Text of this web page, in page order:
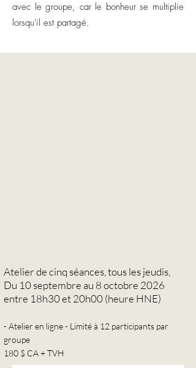
avec le groupe, car le bonheur se multiplie
lorsqu'il est partagé.
Atelier de cinq séances, tous les jeudis,
Du 10 septembre au 8 octobre 2026
entre 18h30 et 20h00 (heure HNE)
- Atelier en ligne - Limité à 12 participants par
groupe
180 $ CA + TVH